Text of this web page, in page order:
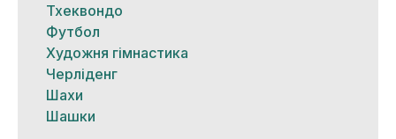
Тхеквондо
Футбол
Художня гімнастика
Черліденг
Шахи
Шашки